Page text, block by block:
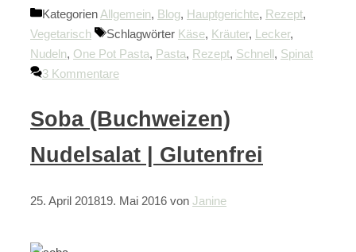
Kategorien Allgemein, Blog, Hauptgerichte, Rezept,
Vegetarisch
Schlagwörter Käse, Kräuter, Lecker,
Nudeln, One Pot Pasta, Pasta, Rezept, Schnell, Spinat
3 Kommentare
Soba (Buchweizen)
Nudelsalat | Glutenfrei
25. April 201819. Mai 2016 von Janine